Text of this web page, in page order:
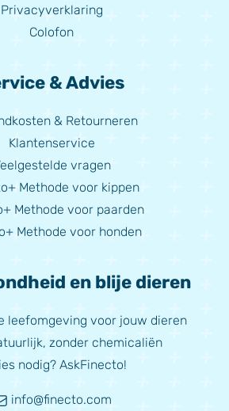
Privacyverklaring
Colofon
& Advies
& Retourneren
Klantenservice
vragen
Methode voor kippen
Methode voor paarden
Methode voor honden
en blije dieren
leefomgeving voor jouw dieren
zonder chemicaliën
nodig? AskFinecto!
info@finecto.com